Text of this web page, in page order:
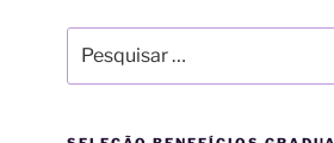
por: